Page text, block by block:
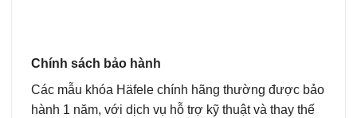
Chính sách bảo hành
Các mẫu khóa Häfele chính hãng thường được bảo
hành 1 năm, với dịch vụ hỗ trợ kỹ thuật và thay thế